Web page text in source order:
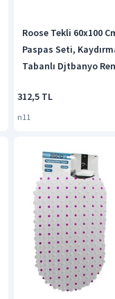
Roose Tekli 60x100
Paspas Seti,
Tabanlı Djtbanyo
312,5 TL
n11